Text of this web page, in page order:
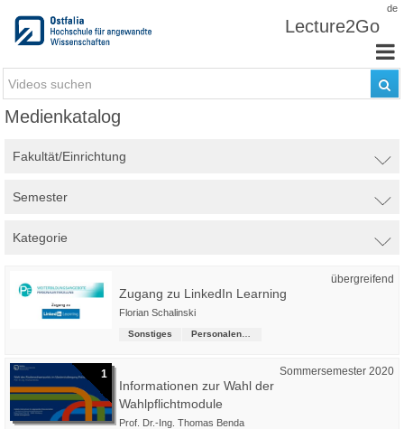
de
Lecture2Go
Medienkatalog
Fakultät/Einrichtung
Semester
Kategorie
übergreifend
Zugang zu LinkedIn Learning
Florian Schalinski
Sonstiges
1 Sommersemester 2020
Informationen zur Wahl der
Wahlpflichtmodule
Prof. Dr.-Ing. Thomas Benda